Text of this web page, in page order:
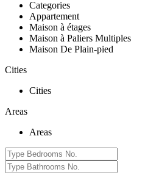
Categories
Appartement
Maison à étages
Maison à Paliers Multiples
Maison De Plain-pied
Cities
Cities
Areas
Areas